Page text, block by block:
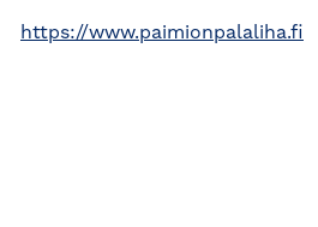
https://www.paimionpalaliha.fi